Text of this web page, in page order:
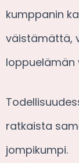
kumppanin
väistämättä,
loppuelämän
ratkaista
jompikumpi.